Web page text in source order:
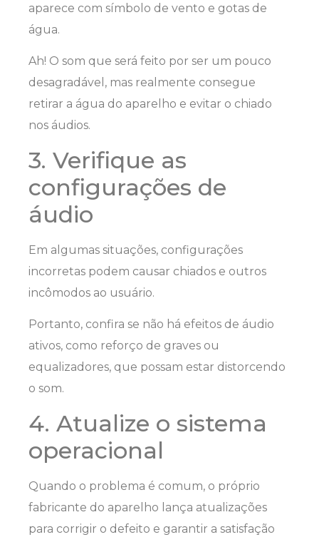
aparece com símbolo de vento e gotas de
água.
Ah! O som que será feito por ser um pouco
desagradável, mas realmente consegue
retirar a água do aparelho e evitar o chiado
nos áudios.
3. Verifique as
configurações de
áudio
Em algumas situações, configurações
incorretas podem causar chiados e outros
incômodos ao usuário.
Portanto, confira se não há efeitos de áudio
ativos, como reforço de graves ou
equalizadores, que possam estar distorcendo
o som.
4. Atualize o sistema
operacional
Quando o problema é comum, o próprio
fabricante do aparelho lança atualizações
para corrigir o defeito e garantir a satisfação